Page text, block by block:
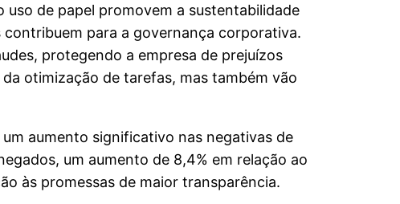
uso de papel promovem a sustentabilidade
para a governança corporativa.
protegendo a empresa de prejuízos
otimização de tarefas, mas também vão
aumento significativo nas negativas de
um aumento de 8,4% em relação ao
às promessas de maior transparência.